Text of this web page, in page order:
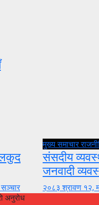
मुख्य समाचार
संसदीय
जनवादी
२०८३ श्रावण १२,
अनुरोध